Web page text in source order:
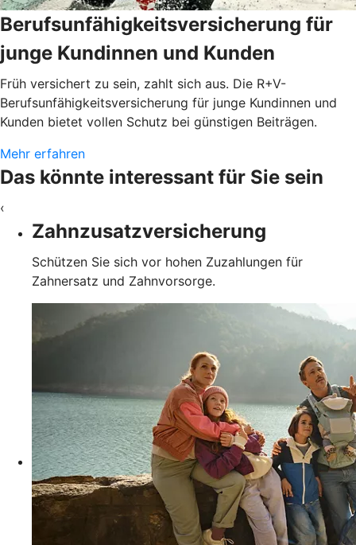
Berufsunfähigkeitsversicherung für
junge Kundinnen und Kunden
Früh versichert zu sein, zahlt sich aus. Die R+V-
Berufsunfähigkeitsversicherung für junge Kundinnen und
Kunden bietet vollen Schutz bei günstigen Beiträgen.
Mehr erfahren
Das könnte interessant für Sie sein
‹
Zahnzusatzversicherung
Schützen Sie sich vor hohen Zuzahlungen für
Zahnersatz und Zahnvorsorge.